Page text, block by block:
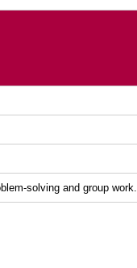
solving and group work.